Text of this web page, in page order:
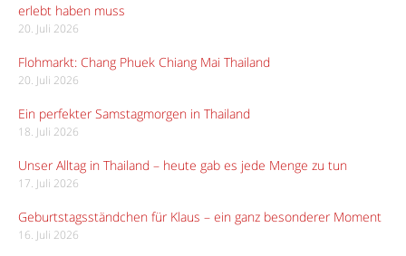
erlebt haben muss
20. Juli 2026
Flohmarkt: Chang Phuek Chiang Mai Thailand
20. Juli 2026
Ein perfekter Samstagmorgen in Thailand
18. Juli 2026
Unser Alltag in Thailand – heute gab es jede Menge zu tun
17. Juli 2026
Geburtstagsständchen für Klaus – ein ganz besonderer Moment
16. Juli 2026